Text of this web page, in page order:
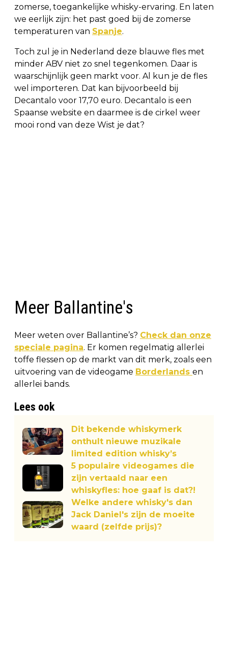
zomerse, toegankelijke whisky-ervaring. En laten
we eerlijk zijn: het past goed bij de zomerse
temperaturen van Spanje.
Toch zul je in Nederland deze blauwe fles met
minder ABV niet zo snel tegenkomen. Daar is
waarschijnlijk geen markt voor. Al kun je de fles
wel importeren. Dat kan bijvoorbeeld bij
Decantalo voor 17,70 euro. Decantalo is een
Spaanse website en daarmee is de cirkel weer
mooi rond van deze Wist je dat?
Meer Ballantine's
Meer weten over Ballantine’s? Check dan onze
speciale pagina. Er komen regelmatig allerlei
toffe flessen op de markt van dit merk, zoals een
uitvoering van de videogame Borderlands en
allerlei bands.
Lees ook
Dit bekende whiskymerk
onthult nieuwe muzikale
limited edition whisky’s
5 populaire videogames die
zijn vertaald naar een
whiskyfles: hoe gaaf is dat?!
Welke andere whisky's dan
Jack Daniel's zijn de moeite
waard (zelfde prijs)?